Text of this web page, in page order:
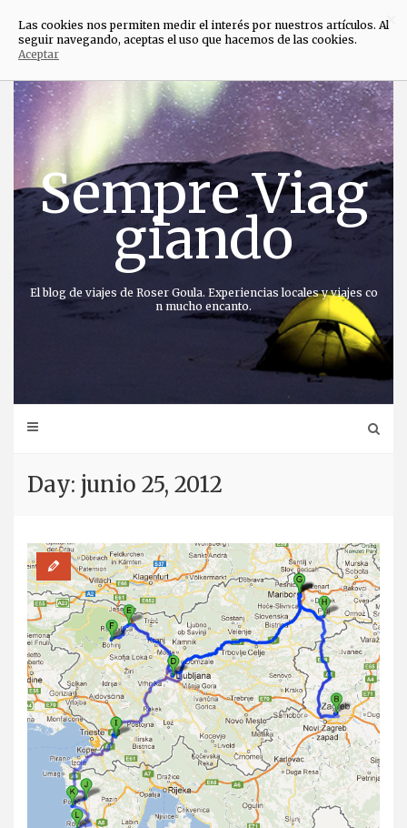
Saltar
contenido
Sempre Viag
giando
El blog de viajes de Roser Goula. Experiencias locales y viajes co
n mucho encanto.
Day: junio 25, 2012
×
Las cookies nos permiten medir el interés por nuestros artículos. Al
seguir navegando, aceptas el uso que hacemos de las cookies.
Aceptar